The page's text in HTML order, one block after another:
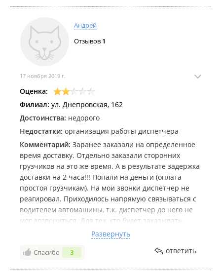
Андрей
Отзывов 1
17 ноября 2019 г.
Оценка:
Филиал: ул. Днепровская, 162
Достоинства: недорого
Недостатки: организация работы диспетчера
Комментарий: Заранее заказали на определенное
время доставку. Отдельно заказали сторонних
грузчиков на это же время. А в результате задержка
доставки на 2 часа!!! Попали на деньги (оплата
простоя грузчикам). На мои звонки диспетчер не
реагировал. Приходилось напрямую связываться с
водителем автомашины, т.к. диспетчер до него не
мог дозвониться. Для тех, кто будет заказывать
доставку - на доставке всего две машины 5 т. и 2 т.
(со слов диспетчера). Считаю работу диспетчера
неудовлетворительной.
Развернуть
Спасибо 3 ответить